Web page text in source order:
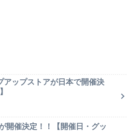
アップストアが日本で開催決
開催決定！！【開催日・グッ